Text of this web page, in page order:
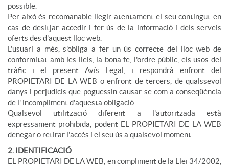
possible.
Per això és recomanable llegir atentament el seu contingut en
cas de desitjar accedir i fer ús de la informació i dels serveis
oferts des d'aquest lloc web.
L'usuari a més, s'obliga a fer un ús correcte del lloc web de
conformitat amb les lleis, la bona fe, l'ordre públic, els usos del
tràfic i el present Avís Legal, i respondrà enfront del
PROPIETARI DE LA WEB o enfront de tercers, de qualssevol
danys i perjudicis que poguessin causar-se com a conseqüència
de l' incompliment d'aquesta obligació.
Qualsevol utilització diferent a l'autoritzada està
expressament prohibida, podent EL PROPIETARI DE LA WEB
denegar o retirar l'accés i el seu ús a qualsevol moment.
2. IDENTIFICACIÓ
EL PROPIETARI DE LA WEB, en compliment de la Llei 34/2002,